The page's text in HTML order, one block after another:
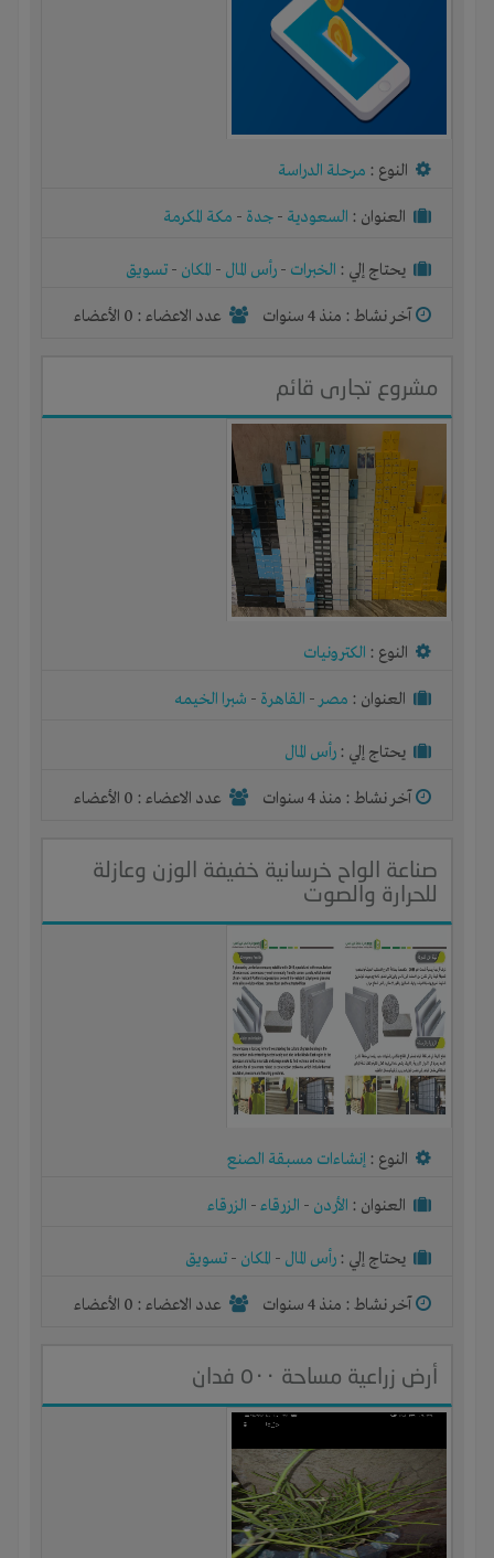
النوع : مرحلة الدراسة
العنوان : السعودية - جدة - مكة المكرمة
يحتاج إلي : الخبرات - رأس المال - المكان - تسويق
آخر نشاط : منذ 4 سنوات عدد الاعضاء : 0 الأعضاء
مشروع تجارى قائم
النوع : الكترونيات
العنوان : مصر- القاهرة - شبرا الخيمه
يحتاج إلي : رأس المال
آخر نشاط : منذ 4 سنوات عدد الاعضاء : 0 الأعضاء
صناعة الواح خرسانية خفيفة الوزن وعازلة
للحرارة والصوت
النوع : إنشاءات مسبقة الصنع
العنوان : الأردن - الزرقاء- الزرقاء
يحتاج إلي : رأس المال - المكان - تسويق
آخر نشاط : منذ 4 سنوات عدد الاعضاء : 0 الأعضاء
أرض زراعية مساحة ٥٠٠ فدان